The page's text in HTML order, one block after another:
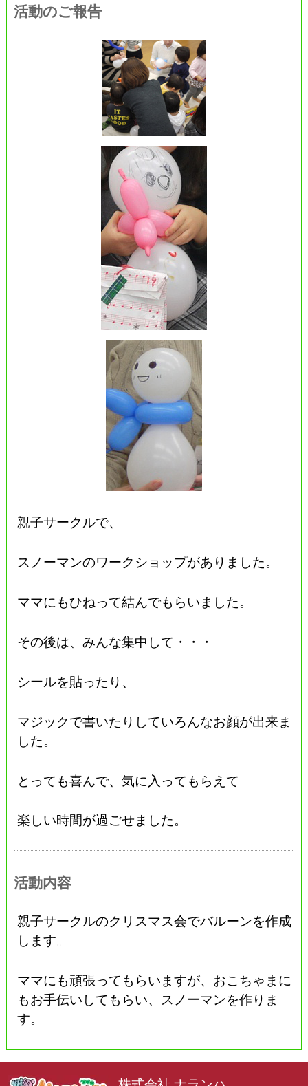
活動のご報告
親子サークルで、
スノーマンのワークショップがありました。
ママにもひねって結んでもらいました。
その後は、みんな集中して・・・
シールを貼ったり、
マジックで書いたりしていろんなお顔が出来ま
した。
とっても喜んで、気に入ってもらえて
楽しい時間が過ごせました。
活動内容
親子サークルのクリスマス会でバルーンを作成
します。
ママにも頑張ってもらいますが、おこちゃまに
もお手伝いしてもらい、スノーマンを作りま
す。